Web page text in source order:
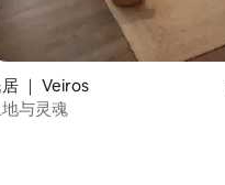
｜ Veiros
与灵魂